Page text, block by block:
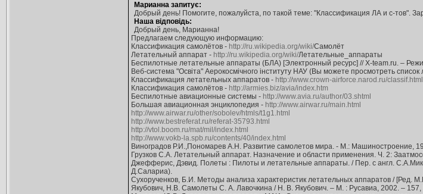
Марианна запитує:
Добрый день! Помогите, пожалуйста, по такой теме: "Классификация ЛА и с-тов".
Наша відповідь:
Добрый день, Марианна!
Предлагаем следующую информацию:
Классификация самолётов - http://ru.wikipedia.org/wiki/Самолёт
Летательный аппарат - http://ru.wikipedia.org/wiki/Летательные_аппараты
Беспилотные летательные аппараты (БЛА) [Электронный ресурс] // X-team.ru. –
Веб-система "Освіта" Аерокосмічного інституту НАУ (Вы можете просмотреть
Классификация летательных аппаратов - http://www.crown-airforce.narod.ru/classif.html
Классификация самолётов - http://armies.biz/avia/index.htm
Беспилотные авиационные системы - http://www.avia.ru/author/03.shtml
Большая авиационная энциклопедия - http://www.airwar.ru/main.html
http://www.airwar.ru/other/sobolev/htmls/t1g1.html
http://www.bestreferat.ru/referat-35793.html
http://vtol.boom.ru/mat/mil/index.html
http://www.vokb-la.spb.ru/contents/40/index.html
Виноградов Р.И.,Пономарев А.Н. Развитие самолетов мира. - М.: Машиностроение,
Грузков С.А. Летательный аппарат. Назначение и области применения. Ч. 2:
Джефферис, Дэвид. Полеты : Пилоты и летательные аппараты. / Пер. с англ.
Д.Салариа).
Сухорученков, Б.И. Методы анализа характеристик летательных аппаратов /
Якубович, Н.В. Самолеты С. А. Лавочкина / Н. В. Якубович. – М. : Русавиа, 2002. – 157,